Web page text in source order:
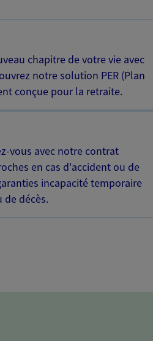
chapitre de votre vie avec
notre solution PER (Plan
conçue pour la retraite.
vous avec notre contrat
en cas d'accident ou de
incapacité temporaire
décès.